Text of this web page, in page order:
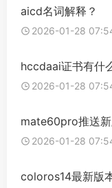
aicd名词解释？
2026-01-28
hccdaai证书有什
2026-01-28
mate60pro推送新
2026-01-28
coloros14最新版